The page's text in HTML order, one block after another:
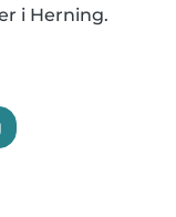
i Herning.